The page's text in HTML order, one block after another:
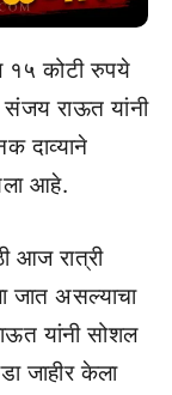
१५ कोटी रुपये
राऊत यांनी
दाव्याने
आहे.
आज रात्री
जात असल्याचा
यांनी सोशल
जाहीर केला